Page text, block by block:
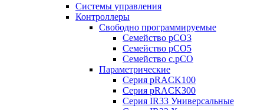
Системы управления
Контроллеры
Свободно программируемые
Семейство pCO3
Семейство pCO5
Семейство c.pCO
Параметрические
Серия pRACK100
Серия pRACK300
Серия IR33 Универсальные